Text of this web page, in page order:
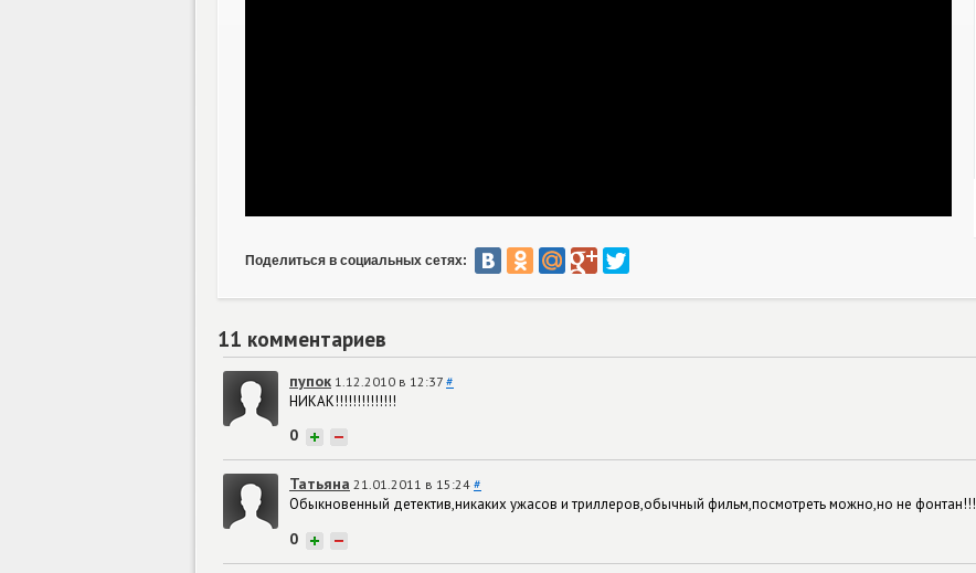
Поделиться в социальных сетях:
11 комментариев
пупок 1.12.2010 в 12:37 #
НИКАК!!!!!!!!!!!!!!
0 + −
Татьяна 21.01.2011 в 15:24 #
Обыкновенный детектив,никаких ужасов и триллеров,обычный фильм,посмотреть можно,но не фонтан!!!
0 + −